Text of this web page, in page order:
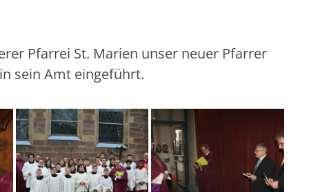
Pfarrei St. Marien unser neuer Pfarrer
sein Amt eingeführt.